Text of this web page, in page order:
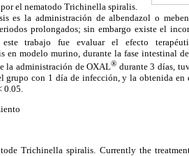
el nematodo Trichinella spiralis.
es la administración de albendazol o
prolongados; sin embargo existe el
trabajo fue evaluar el efecto
en modelo murino, durante la fase intestinal
la administración de OXAL® durante 3 días,
grupo con 1 día de infección, y la obtenida
0.05.
Trichinella spiralis. Currently the